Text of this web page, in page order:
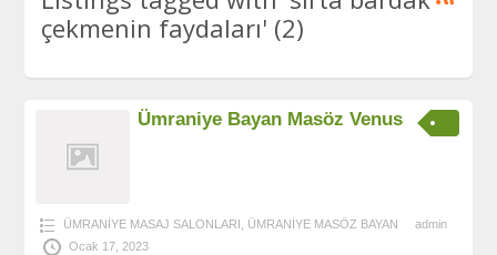
çekmenin faydaları' (2)
Ümraniye Bayan Masöz Venus
ÜMRANİYE MASAJ SALONLARI ÜMRANİYE MASÖZ BAYAN
admin
Ocak 17, 2023